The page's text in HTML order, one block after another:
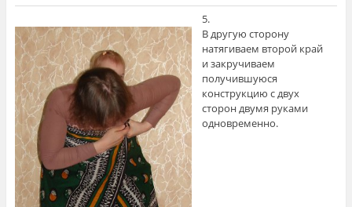
5.
В другую сторону
натягиваем второй край
и закручиваем
получившуюся
конструкцию с двух
сторон двумя руками
одновременно.